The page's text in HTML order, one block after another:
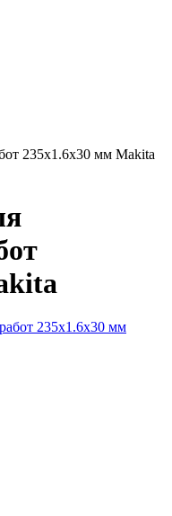
235x1.6x30 мм Makita